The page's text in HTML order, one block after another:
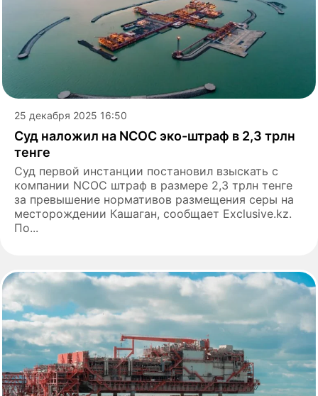
25 декабря 2025 16:50
Суд наложил на NCOC эко-штраф в 2,3 трлн
тенге
Суд первой инстанции постановил взыскать с
компании NCOC штраф в размере 2,3 трлн тенге
за превышение нормативов размещения серы на
месторождении Кашаган, сообщает Exclusive.kz.
По...